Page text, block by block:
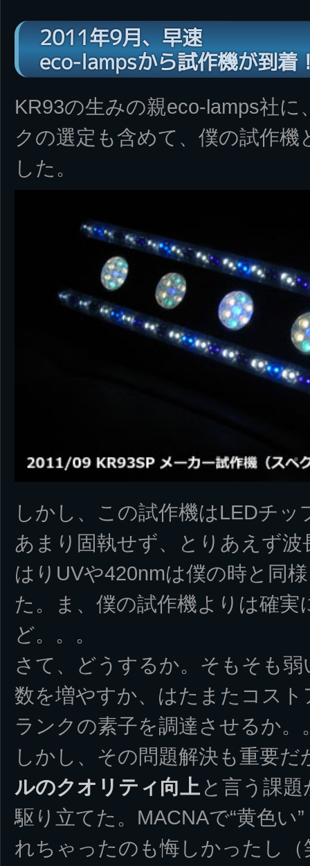
2011年9月、早速
eco-lampsから試作機が到着
KR93の生みの親eco-lamps社
クの選定も含めて、僕の試作機
した。
しかし、この試作機はLEDチ
あまり固執せず、とりあえず
はりUVや420nmは僕の時と同
た。ま、僕の試作機よりは確
ど。。。
さて、どうするか。そもそも
数を増やすか、はたまたコス
ランクの素子を調達させるか。
しかし、その問題解決も重要だ
ルのクオリティ向上 と言う課
駆り立てた。MACNAで“黄色い
れちゃったのも悔しかったし（